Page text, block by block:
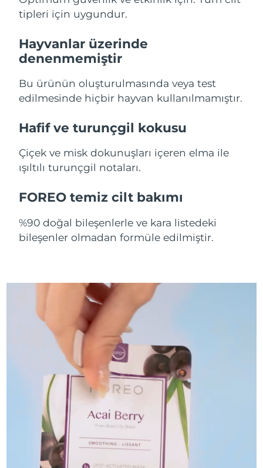
tipleri için uygundur.
Hayvanlar üzerinde
denenmemiştir
Bu ürünün oluşturulmasında veya test
edilmesinde hiçbir hayvan kullanılmamıştır.
Hafif ve turunçgil kokusu
Çiçek ve misk dokunuşları içeren elma ile
ışıltılı turunçgil notaları.
FOREO temiz cilt bakımı
%90 doğal bileşenlerle ve kara listedeki
bileşenler olmadan formüle edilmiştir.
Slovenya
Güney Afrika Tahmini teslim tarihi
İspanya Tahmini teslim tarihi
İsveç
İsviçre Tahmini teslim tarihi
Tayvan Tahmini teslim tarihi8/14/26
Tayland Tahmini teslim tarihi
Emirlikleri
Tahmini teslim tarihi
Birleşik Krallık
Amerika Birleşik
Devletleri
Tahmini teslim tarihi
Özbekistan Tahmini teslim tarihi
Vietnam Tahmini teslim tarihi